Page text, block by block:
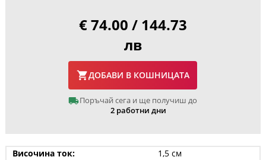
€ 74.00 / 144.73
лв
ДОБАВИ В КОШНИЦАТА
Поръчай сега и ще получиш до
2 работни дни
Височина ток:
1,5 см